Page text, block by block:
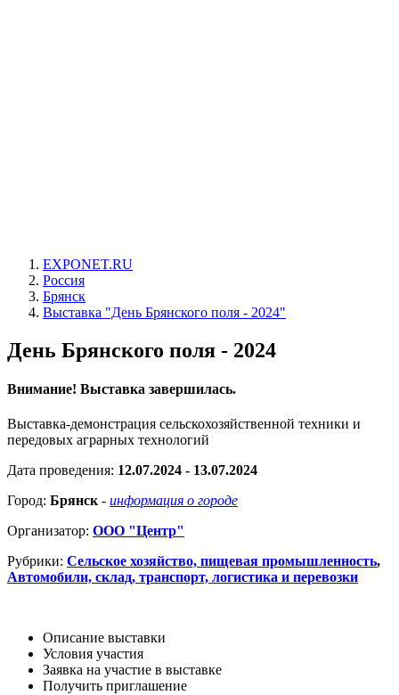
EXPONET.RU
Россия
Брянск
Выставка "День Брянского поля - 2024"
День Брянского поля - 2024
Внимание! Выставка завершилась.
Выставка-демонстрация сельскохозяйственной техники и
передовых аграрных технологий
Дата проведения: 12.07.2024 - 13.07.2024
Город: Брянск - информация о городе
Организатор: ООО "Центр"
Рубрики: Сельское хозяйство, пищевая промышленность,
Автомобили, склад, транспорт, логистика и перевозки
Описание выставки
Условия участия
Заявка на участие в выставке
Получить приглашение